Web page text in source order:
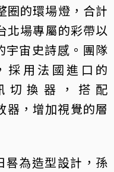
圈的環場燈，合計
北場專屬的彩帶以
宇宙史詩感。團隊
採用法國進口的
切換器，搭配
器，增加視覺的層
晷為造型設計，孫